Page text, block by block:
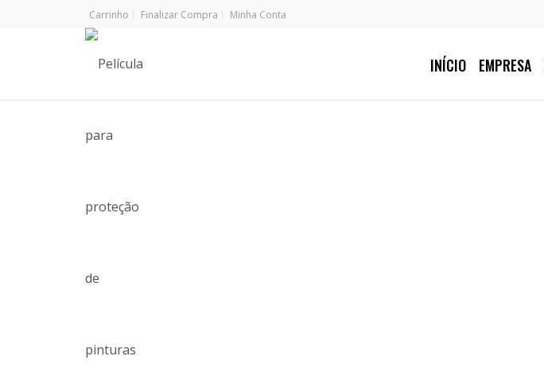
Carrinho Finalizar Compra Minha Conta
INÍCIO EMPRESA